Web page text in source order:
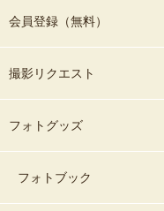
会員登録（無料）
撮影リクエスト
フォトグッズ
フォトブック